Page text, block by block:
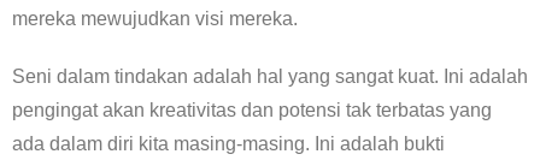
mereka mewujudkan visi mereka.
Seni dalam tindakan adalah hal yang sangat kuat. Ini adalah
pengingat akan kreativitas dan potensi tak terbatas yang
ada dalam diri kita masing-masing. Ini adalah bukti